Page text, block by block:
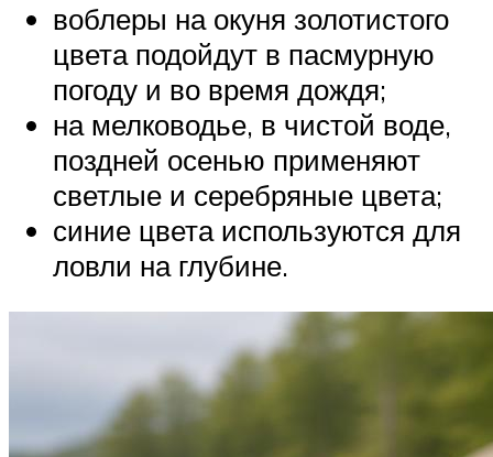
воблеры на окуня золотистого
цвета подойдут в пасмурную
погоду и во время дождя;
на мелководье, в чистой воде,
поздней осенью применяют
светлые и серебряные цвета;
синие цвета используются для
ловли на глубине.